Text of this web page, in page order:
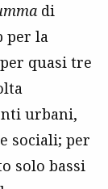
di
per la
quasi tre
urbani,
sociali; per
solo bassi